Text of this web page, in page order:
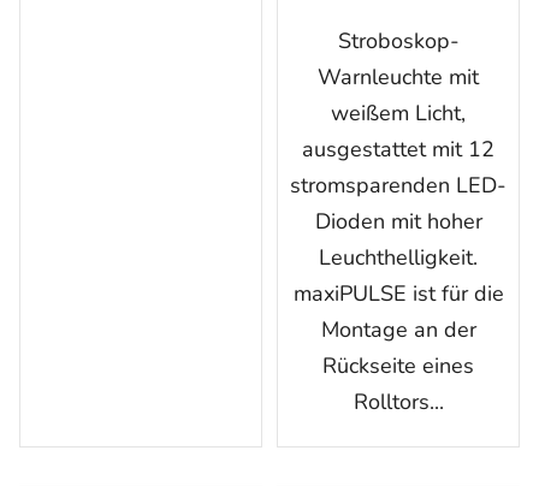
Stroboskop-
Warnleuchte mit
weißem Licht,
ausgestattet mit 12
stromsparenden LED-
Dioden mit hoher
Leuchthelligkeit.
maxiPULSE ist für die
Montage an der
Rückseite eines
Rolltors...